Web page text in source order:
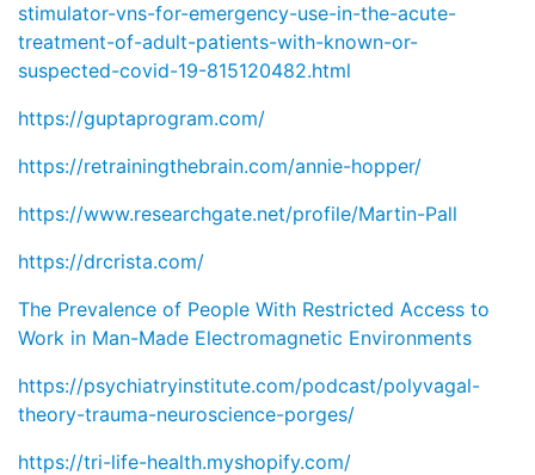
stimulator-vns-for-emergency-use-in-the-acute-
treatment-of-adult-patients-with-known-or-
suspected-covid-19-815120482.html
https://guptaprogram.com/
https://retrainingthebrain.com/annie-hopper/
https://www.researchgate.net/profile/Martin-Pall
https://drcrista.com/
The Prevalence of People With Restricted Access to
Work in Man-Made Electromagnetic Environments
https://psychiatryinstitute.com/podcast/polyvagal-
theory-trauma-neuroscience-porges/
https://tri-life-health.myshopify.com/